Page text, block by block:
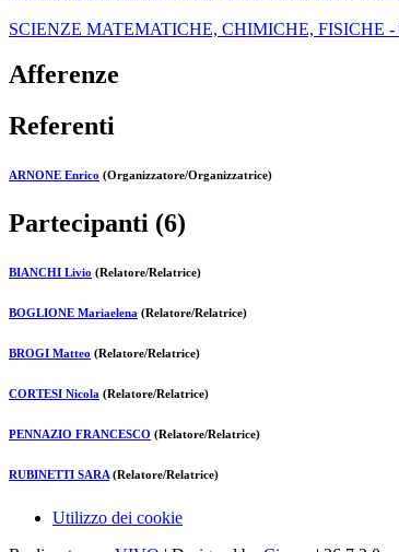
SCIENZE MATEMATICHE, CHIMICHE, FISICHE -
Afferenze
Referenti
ARNONE Enrico (Organizzatore/Organizzatrice)
Partecipanti (6)
BIANCHI Livio (Relatore/Relatrice)
BOGLIONE Mariaelena (Relatore/Relatrice)
BROGI Matteo (Relatore/Relatrice)
CORTESI Nicola (Relatore/Relatrice)
PENNAZIO FRANCESCO (Relatore/Relatrice)
RUBINETTI SARA (Relatore/Relatrice)
Utilizzo dei cookie